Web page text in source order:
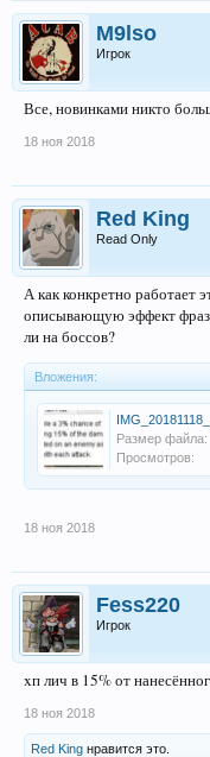
M9lso
Игрок
Все, новинками никто
18 ноя 2018
Red King
Read Only
А как конкретно работает
описывающую эффект
ли на боссов?
Вложения:
Размер файла:
Просмотров:
18 ноя 2018
Fess220
Игрок
xп лич в 15% от
18 ноя 2018
Red King нравится это.